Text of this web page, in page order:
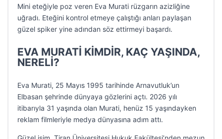
Mini eteğiyle poz veren Eva Murati rüzgarın azizliğine
uğradı. Eteğini kontrol etmeye çalıştığı anları paylaşan
güzel spiker yine adından söz ettirmeyi başardı.
EVA MURATİ KİMDİR, KAÇ YAŞINDA,
NERELİ?
Eva Murati, 25 Mayıs 1995 tarihinde Arnavutluk’un
Elbasan şehrinde dünyaya gözlerini açtı. 2026 yılı
itibarıyla 31 yaşında olan Murati, henüz 15 yaşındayken
reklam filmleriyle medya dünyasına adım attı.